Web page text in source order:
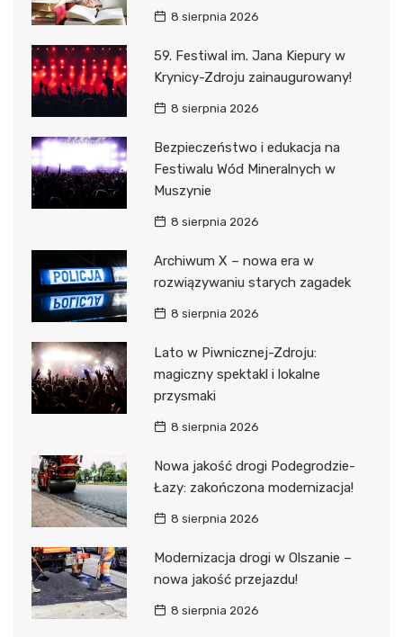
8 sierpnia 2026
59. Festiwal im. Jana Kiepury w
Krynicy-Zdroju zainaugurowany!
8 sierpnia 2026
Bezpieczeństwo i edukacja na
Festiwalu Wód Mineralnych w
Muszynie
8 sierpnia 2026
Archiwum X – nowa era w
rozwiązywaniu starych zagadek
8 sierpnia 2026
Lato w Piwnicznej-Zdroju:
magiczny spektakl i lokalne
przysmaki
8 sierpnia 2026
Nowa jakość drogi Podegrodzie-
Łazy: zakończona modernizacja!
8 sierpnia 2026
Modernizacja drogi w Olszanie –
nowa jakość przejazdu!
8 sierpnia 2026